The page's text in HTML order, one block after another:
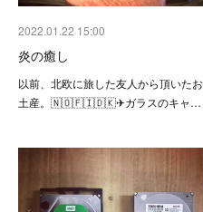
2022.01.22 15:00
炎の癒し
以前、北欧に旅した友人から頂いたお
土産。🇳🇴🇫🇮🇩🇰✈︎ガラスのキャ…